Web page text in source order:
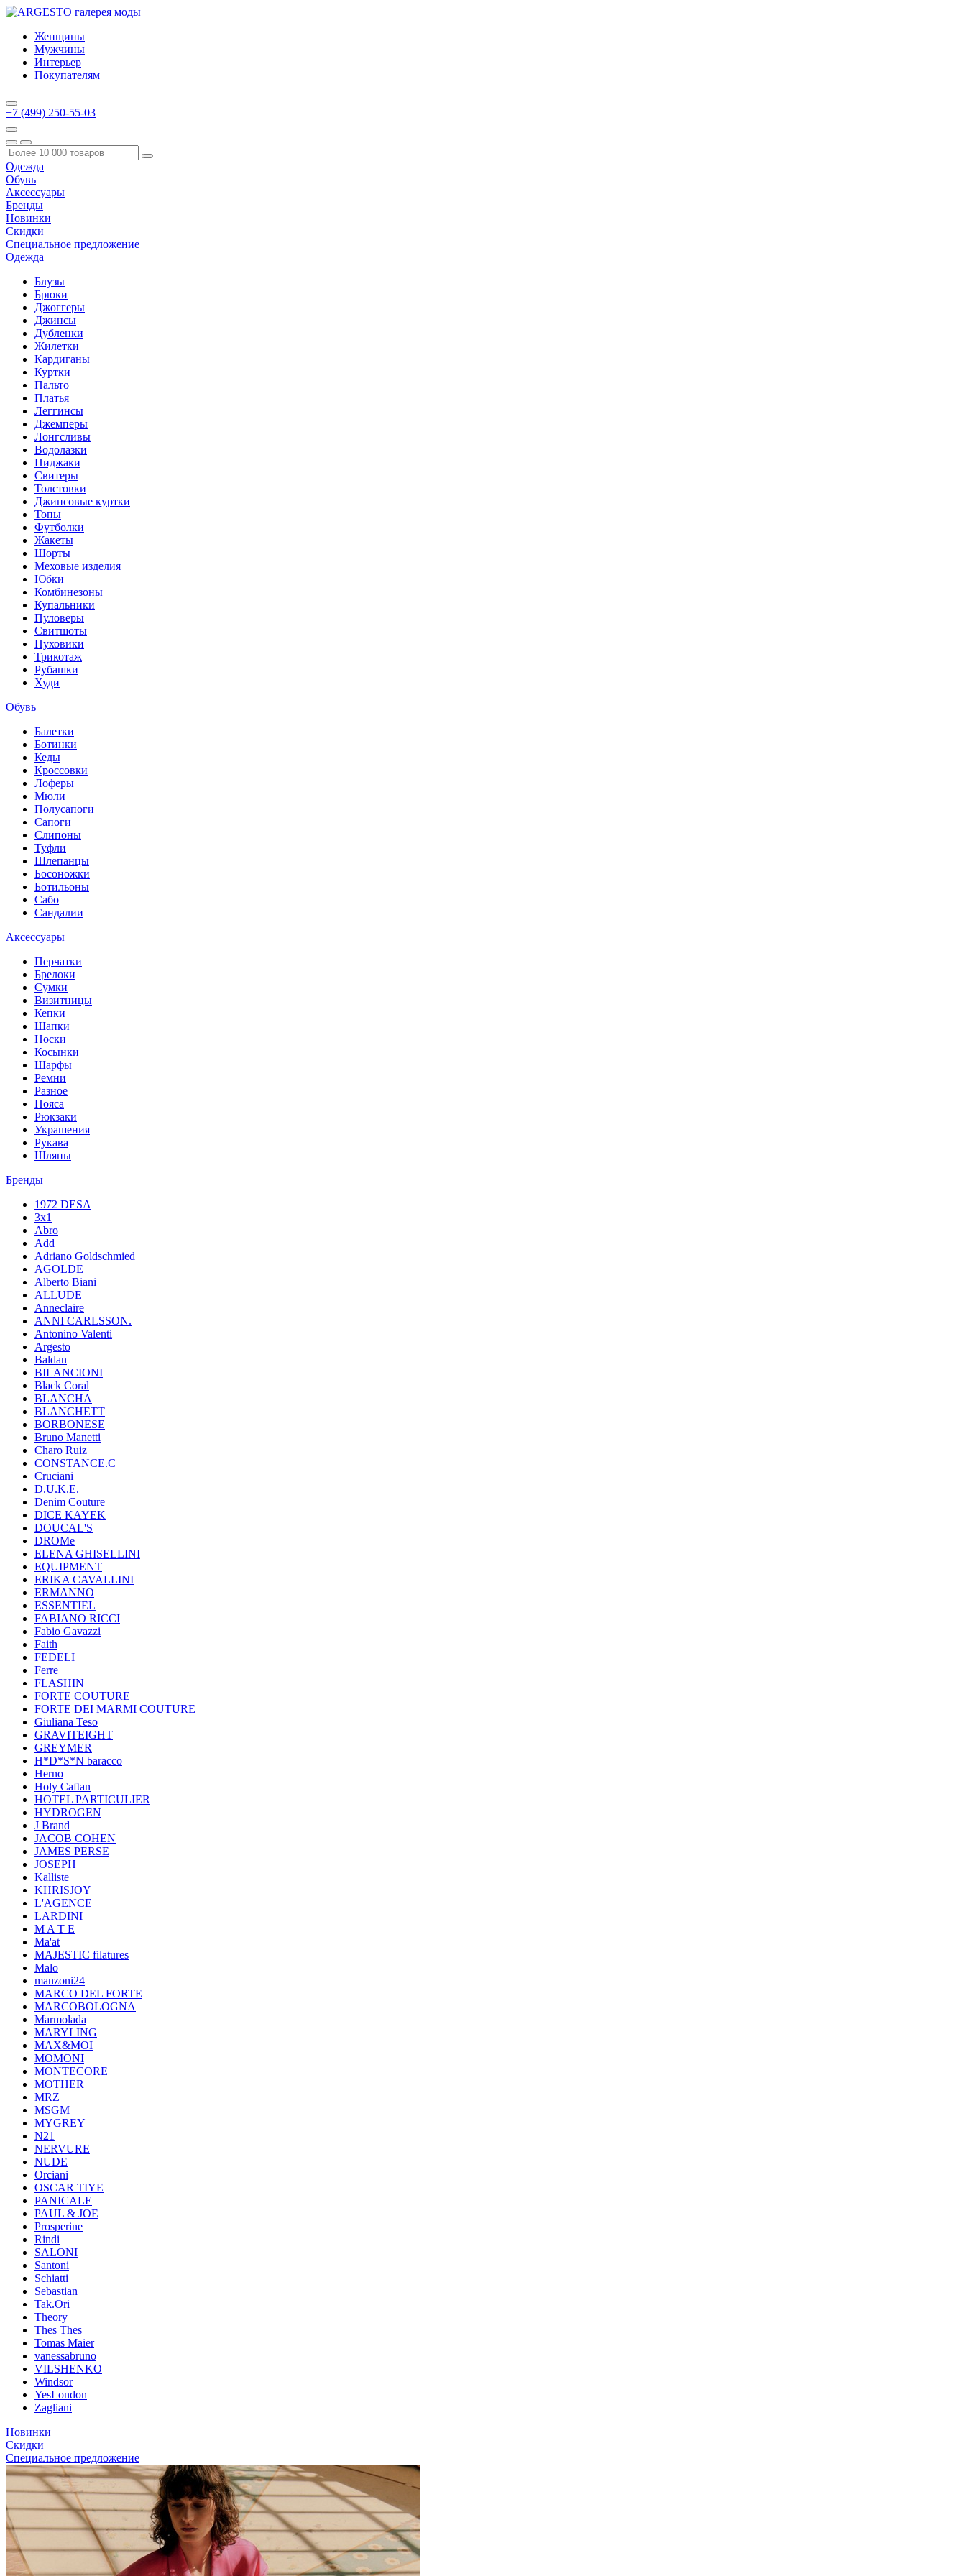
Женщины
Мужчины
Интерьер
Покупателям
+7 (499) 250-55-03
Одежда
Обувь
Аксессуары
Бренды
Новинки
Скидки
Специальное предложение
Одежда
Блузы
Брюки
Джоггеры
Джинсы
Дубленки
Жилетки
Кардиганы
Куртки
Пальто
Платья
Леггинсы
Джемперы
Лонгсливы
Водолазки
Пиджаки
Свитеры
Толстовки
Джинсовые куртки
Топы
Футболки
Жакеты
Шорты
Меховые изделия
Юбки
Комбинезоны
Купальники
Пуловеры
Свитшоты
Пуховики
Трикотаж
Рубашки
Худи
Обувь
Балетки
Ботинки
Кеды
Кроссовки
Лоферы
Мюли
Полусапоги
Сапоги
Слипоны
Туфли
Шлепанцы
Босоножки
Ботильоны
Сабо
Сандалии
Аксессуары
Перчатки
Брелоки
Сумки
Визитницы
Кепки
Шапки
Носки
Косынки
Шарфы
Ремни
Разное
Пояса
Рюкзаки
Украшения
Рукава
Шляпы
Бренды
1972 DESA
3x1
Abro
Add
Adriano Goldschmied
AGOLDE
Alberto Biani
ALLUDE
Anneclaire
ANNI CARLSSON.
Antonino Valenti
Argesto
Baldan
BILANCIONI
Black Coral
BLANCHA
BLANCHETT
BORBONESE
Bruno Manetti
Charo Ruiz
CONSTANCE.C
Cruciani
D.U.K.E.
Denim Couture
DICE KAYEK
DOUCAL'S
DROMe
ELENA GHISELLINI
EQUIPMENT
ERIKA CAVALLINI
ERMANNO
ESSENTIEL
FABIANO RICCI
Fabio Gavazzi
Faith
FEDELI
Ferre
FLASHIN
FORTE COUTURE
FORTE DEI MARMI COUTURE
Giuliana Teso
GRAVITEIGHT
GREYMER
H*D*S*N baracco
Herno
Holy Caftan
HOTEL PARTICULIER
HYDROGEN
J Brand
JACOB COHEN
JAMES PERSE
JOSEPH
Kalliste
KHRISJOY
L'AGENCE
LARDINI
M A T E
Ma'at
MAJESTIC filatures
Malo
manzoni24
MARCO DEL FORTE
MARCOBOLOGNA
Marmolada
MARYLING
MAX&MOI
MOMONI
MONTECORE
MOTHER
MRZ
MSGM
MYGREY
N21
NERVURE
NUDE
Orciani
OSCAR TIYE
PANICALE
PAUL & JOE
Prosperine
Rindi
SALONI
Santoni
Schiatti
Sebastian
Tak.Ori
Theory
Thes Thes
Tomas Maier
vanessabruno
VILSHENKO
Windsor
YesLondon
Zagliani
Новинки
Скидки
Специальное предложение